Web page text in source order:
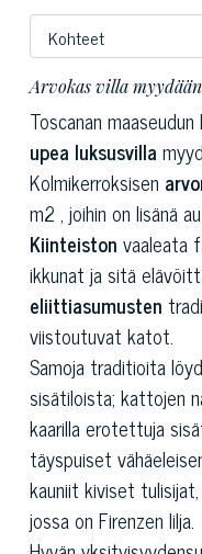
Arvokas villa
Toscanan
upea luksusvilla
Kolmikerroksisen
m2 , joihin on lisänä
Kiinteiston vaaleata
ikkunat ja sitä
eliittiasumusten
viistoutuvat katot.
Samoja traditioita
sisätiloista; kattojen
kaarilla erotettuja
täyspuiset
kauniit kiviset
jossa on Firenzen lilja.